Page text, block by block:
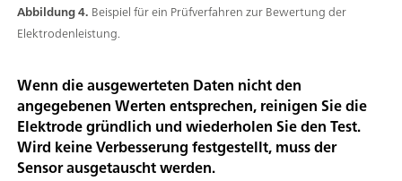
Abbildung 4. Beispiel für ein Prüfverfahren zur Bewertung der
Elektrodenleistung.
Wenn die ausgewerteten Daten nicht den
angegebenen Werten entsprechen, reinigen Sie die
Elektrode gründlich und wiederholen Sie den Test.
Wird keine Verbesserung festgestellt, muss der
Sensor ausgetauscht werden.